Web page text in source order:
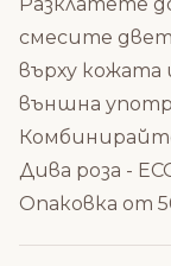
Разклатете
смесите
върху кожата
външна
Дива роза -
Опаковка от